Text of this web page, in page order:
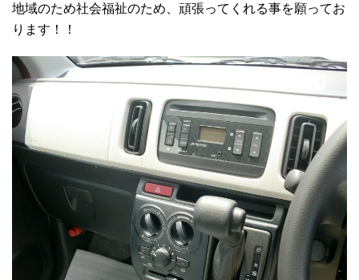
地域のため社会福祉のため、頑張ってくれる事を願ってお
ります！！